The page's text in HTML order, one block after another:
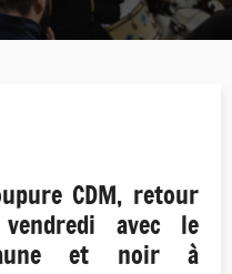
CDM, retour
avec le
et noir à